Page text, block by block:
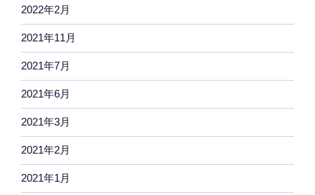
2022年2月
2021年11月
2021年7月
2021年6月
2021年3月
2021年2月
2021年1月